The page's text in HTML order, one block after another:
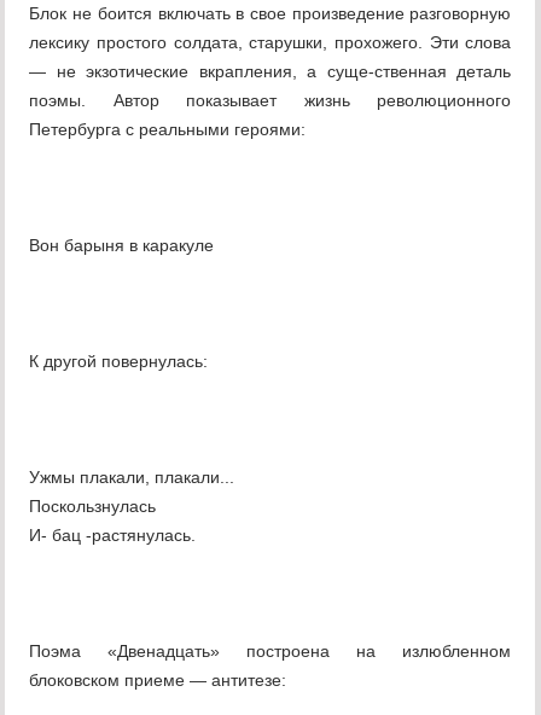
Блок не боится включать в свое произведение разговорную
лексику простого солдата, старушки, прохожего. Эти слова
— не экзотические вкрапления, а суще-ственная деталь
поэмы. Автор показывает жизнь революционного
Петербурга с реальными героями:
Вон барыня в каракуле
К другой повернулась:
Ужмы плакали, плакали...
Поскользнулась
И- бац -растянулась.
Поэма «Двенадцать» построена на излюбленном
блоковском приеме — антитезе: